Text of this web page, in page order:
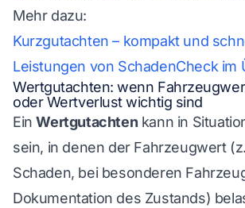
Mehr dazu:
Kurzgutachten – kompakt und
Leistungen von SchadenCheck im
Wertgutachten: wenn
oder Wertverlust wichtig sind
EinWertgutachten kann in
sein, in denen der Fahrzeugwert
Schaden, bei besonderen
Dokumentation des Zustands)